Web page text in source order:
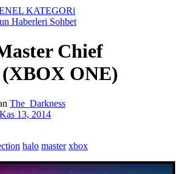
KATEGORi
Haberleri Sohbet
Chief
ONE)
The_Darkness
Kas 13, 2014
halo master xbox